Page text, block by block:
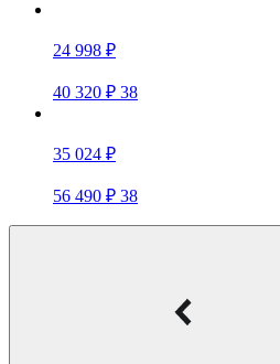
24 998 ₽
40 320 ₽ 38
35 024 ₽
56 490 ₽ 38